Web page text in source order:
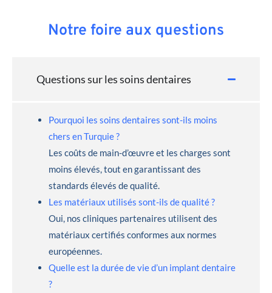
Notre foire aux questions
Questions sur les soins dentaires
Pourquoi les soins dentaires sont-ils moins
chers en Turquie ?
Les coûts de main-d’œuvre et les charges sont
moins élevés, tout en garantissant des
standards élevés de qualité.
Les matériaux utilisés sont-ils de qualité ?
Oui, nos cliniques partenaires utilisent des
matériaux certifiés conformes aux normes
européennes.
Quelle est la durée de vie d’un implant dentaire
?